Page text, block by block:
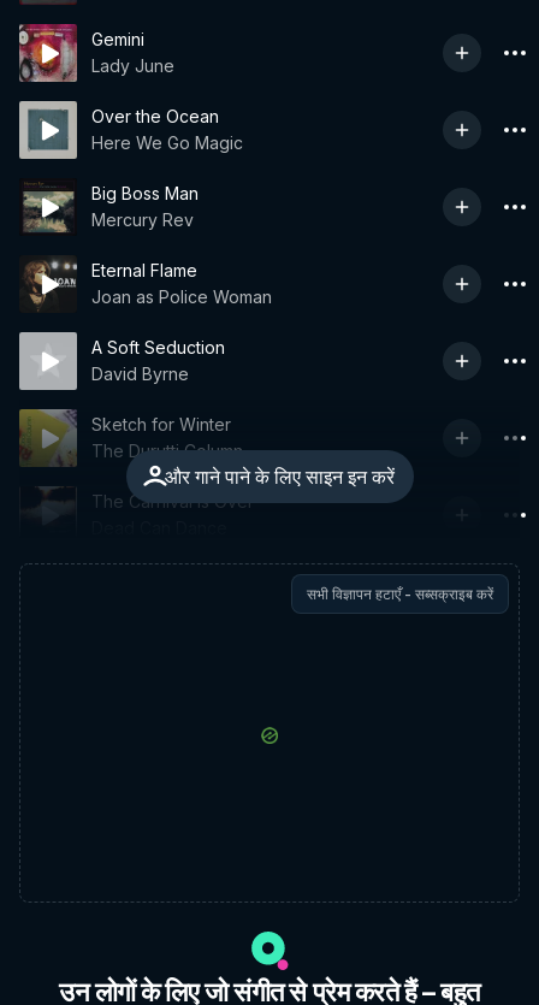
Gemini
Lady June
Over the Ocean
Here We Go Magic
Big Boss Man
Mercury Rev
Eternal Flame
Joan as Police Woman
A Soft Seduction
David Byrne
और गाने पाने के लिए साइन इन करें
Sketch for Winter
The Durutti Column
The Carnival Is Over
सभी विज्ञापन हटाएँ - सब्सक्राइब करें
उन लोगों के लिए जो संगीत से प्रेम करते हैं – बहुत